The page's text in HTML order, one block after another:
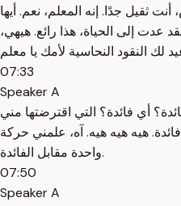
ثقيل جدًا. إنه المعلم، نعم. أيها
عدت إلى الحياة، هذا رائع. هيهي،
07:33
Speaker A
أي فائدة؟ التي اقترضتها مني
هيه هيه هيه. آه، علمني حركة
واحدة مقابل الفائدة.
07:50
Speaker A